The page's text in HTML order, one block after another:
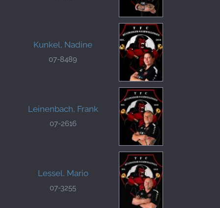
Kunkel, Nadine
07-8489
Leinenbach, Frank
07-2616
Lessel, Mario
07-3255